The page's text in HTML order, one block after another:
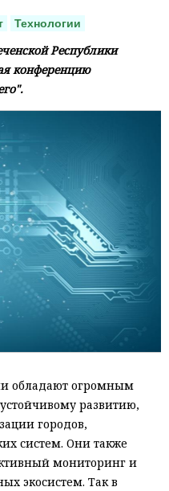
Технологии
Республики
конференцию
обладают огромным
развитию,
городов,
систем. Они также
мониторинг и
экосистем. Так в